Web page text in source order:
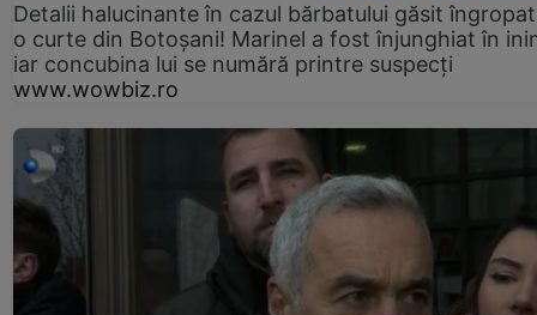
Detalii halucinante în cazul bărbatului găsit
o curte din Botoșani! Marinel a fost înjunghiat în
iar concubina lui se numără printre suspecți
www.wowbiz.ro